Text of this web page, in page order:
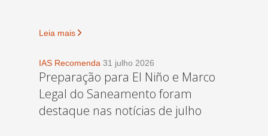
Leia mais
IAS Recomenda 31 julho 2026
Preparação para El Niño e Marco
Legal do Saneamento foram
destaque nas notícias de julho